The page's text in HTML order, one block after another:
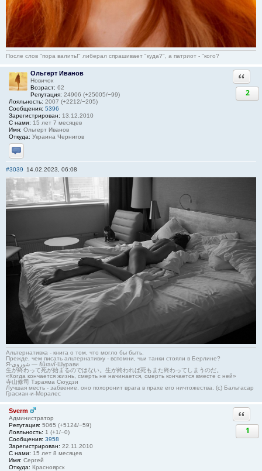
После слов "пора валить!" либерал спрашивает "куда?", а патриот - "кого?
Ольгерт Иванов
Новичок
Возраст: 62
Репутация: 24906 (+25005/−99)
Лояльность: 2007 (+2212/−205)
Сообщения: 5396
Зарегистрирован: 13.12.2010
С нами: 15 лет 7 месяцев
Имя: Ольгерт Иванов
Откуда: Украина Чернигов
Отправить личное сообщение
2
#3039 14.02.2023, 06:08
Альтернативка - книга о том, что могло бы быть.
Прежде, чем писать альтернативку - вспомни, чьи танки стояли в Берлине?
Я-شوروی — šûravî-Шурави
生が終わって死が始まるのではない。生が終われば死もまた終わってしまうのだ。
«Когда кончается жизнь, смерть не начинается, смерть кончается вместе с ней»
寺山修司 Тэраяма Сюудзи
Лучшая месть - забвение, оно похоронит врага в прахе его ничтожества. (с) Бальтасар
Грасиан-и-Моралес
Sverm
Администратор
Репутация: 5065 (+5124/−59)
Лояльность: 1 (+1/−0)
Сообщения: 3958
Зарегистрирован: 22.11.2010
С нами: 15 лет 8 месяцев
Имя: Сергей
Откуда: Красноярск
1